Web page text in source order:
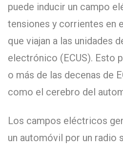
puede inducir un campo
tensiones y corrientes en
que viajan a las unidades
electrónico (ECUS). Esto
o más de las decenas de
como el cerebro del
Los campos eléctricos
un automóvil por un radio